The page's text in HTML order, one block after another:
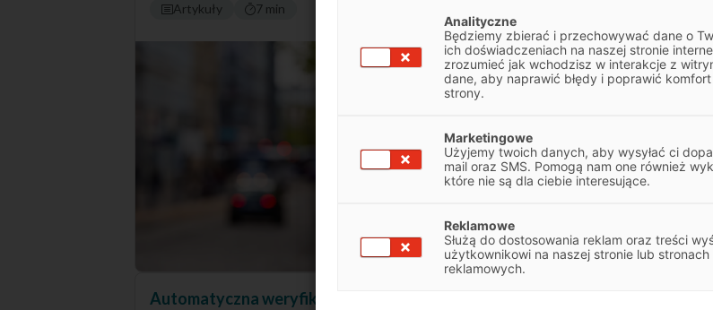
Artykuły 7 min
Automatyczna weryfikacja
Analityczne
Będziemy zbierać i przechowywać dane o
ich doświadczeniach na naszej stronie
zrozumieć jak wchodzisz w interakcje z
dane, aby naprawić błędy i poprawić
strony.
Marketingowe
Użyjemy twoich danych, aby wysyłać ci
mail oraz SMS. Pomogą nam one również
które nie są dla ciebie interesujące.
Reklamowe
Służą do dostosowania reklam oraz treści
użytkownikowi na naszej stronie lub
reklamowych.